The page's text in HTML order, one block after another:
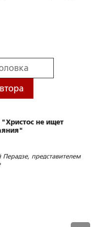
не ищет
представителем